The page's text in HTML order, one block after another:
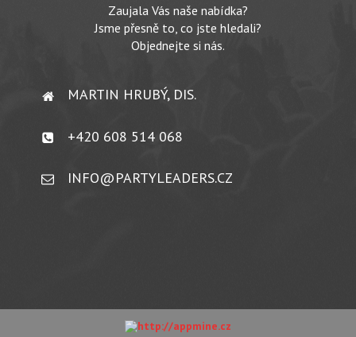
Zaujala Vás naše nabídka?
Jsme přesně to, co jste hledali?
Objednejte si nás.
MARTIN HRUBÝ, DIS.
+420 608 514 068
INFO@PARTYLEADERS.CZ